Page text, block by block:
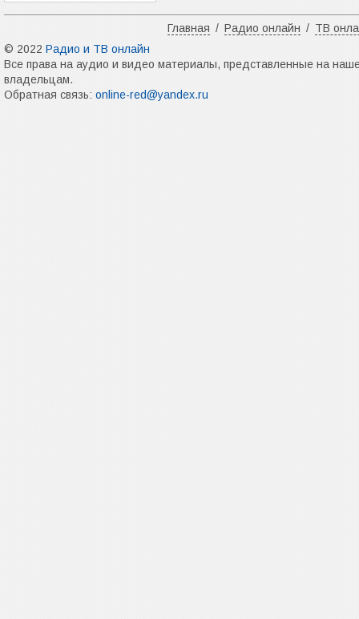
Главная / Радио онлайн / ТВ
© 2022 Радио и ТВ онлайн
Все права на аудио и видео материалы, представленные на
владельцам.
Обратная связь: online-red@yandex.ru